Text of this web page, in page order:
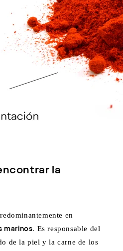
la
en
marinos. Es responsable del
de la piel y la carne de los